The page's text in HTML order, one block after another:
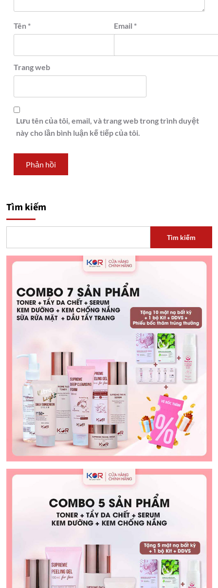
Tên * Email *
Trang web
Lưu tên của tôi, email, và trang web trong trình duyệt
này cho lần bình luận kế tiếp của tôi.
Tìm kiếm
Tìm kiếm